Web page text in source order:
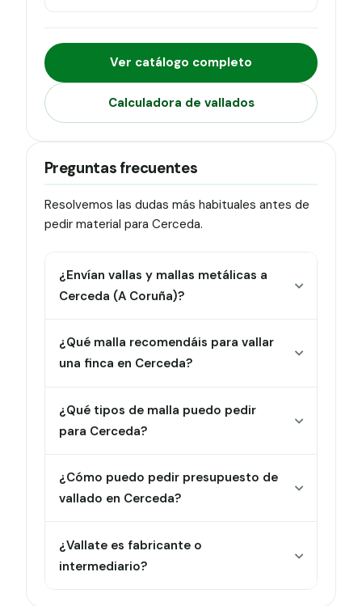
Ver catálogo completo
Calculadora de vallados
Preguntas frecuentes
Resolvemos las dudas más habituales antes de
pedir material para Cerceda.
¿Envían vallas y mallas metálicas a
Cerceda (A Coruña)?
¿Qué malla recomendáis para vallar
una finca en Cerceda?
¿Qué tipos de malla puedo pedir
para Cerceda?
¿Cómo puedo pedir presupuesto de
vallado en Cerceda?
¿Vallate es fabricante o
intermediario?